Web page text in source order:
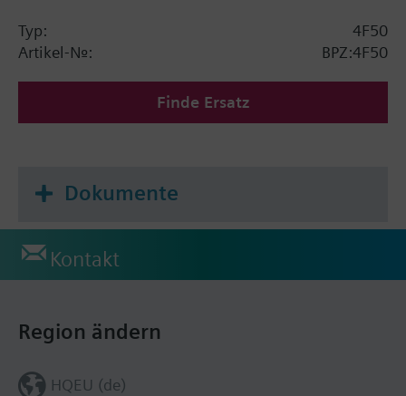
Typ:
4F50
Artikel-Nr.:
BPZ:4F50
Finde Ersatz
Dokumente
Kontakt
Region ändern
HQEU (de)